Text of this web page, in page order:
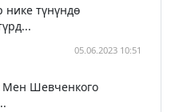
түнүндө
05.06.2023 10:51
Мен Шевченкого